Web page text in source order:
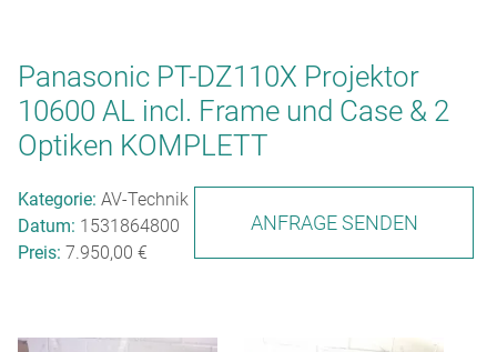
Panasonic PT-DZ110X Projektor
10600 AL incl. Frame und Case & 2
Optiken KOMPLETT
Kategorie: AV-Technik
Datum: 1531864800
Preis: 7.950,00 €
ANFRAGE SENDEN